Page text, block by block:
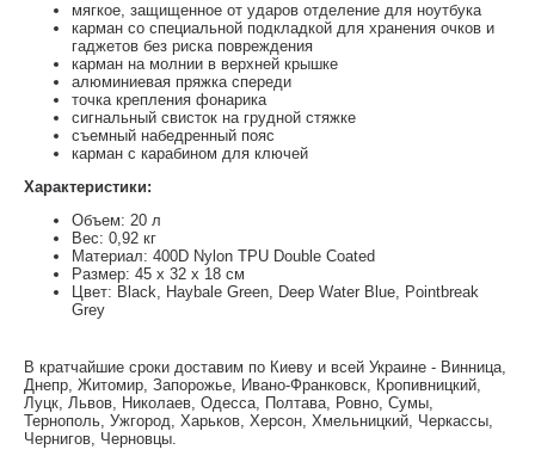
мягкое, защищенное от ударов отделение для ноутбука
карман со специальной подкладкой для хранения очков и
гаджетов без риска повреждения
карман на молнии в верхней крышке
алюминиевая пряжка спереди
точка крепления фонарика
сигнальный свисток на грудной стяжке
съемный набедренный пояс
карман с карабином для ключей
Характеристики:
Объем: 20 л
Вес: 0,92 кг
Материал: 400D Nylon TPU Double Coated
Размер: 45 x 32 x 18 см
Цвет: Black, Haybale Green, Deep Water Blue, Pointbreak
Grey
В кратчайшие сроки доставим по Киеву и всей Украине - Винница,
Днепр, Житомир, Запорожье, Ивано-Франковск, Кропивницкий,
Луцк, Львов, Николаев, Одесса, Полтава, Ровно, Сумы,
Тернополь, Ужгород, Харьков, Херсон, Хмельницкий, Черкассы,
Чернигов, Черновцы.